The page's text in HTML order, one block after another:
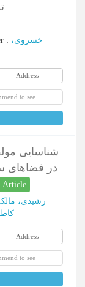
: خسروی،
Address
to see
شناسایی
در فضاهای
Article
رشیدی،
Address
to see